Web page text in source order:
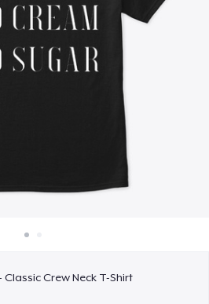
qualquer coisa
Classic Crew Neck T-Shirt